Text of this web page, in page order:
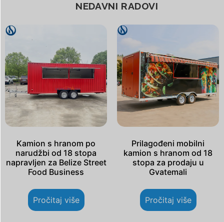
NEDAVNI RADOVI
Kamion s hranom po
narudžbi od 18 stopa
napravljen za Belize Street
Food Business
Pročitaj više
Prilagođeni mobilni
kamion s hranom od 18
stopa za prodaju u
Gvatemali
Pročitaj više